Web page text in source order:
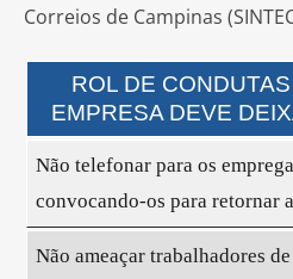
Correios de Campinas
ROL DE
EMPRESA DEVE
Não telefonar para os
convocando-os para retornar
Não ameaçar trabalhadores